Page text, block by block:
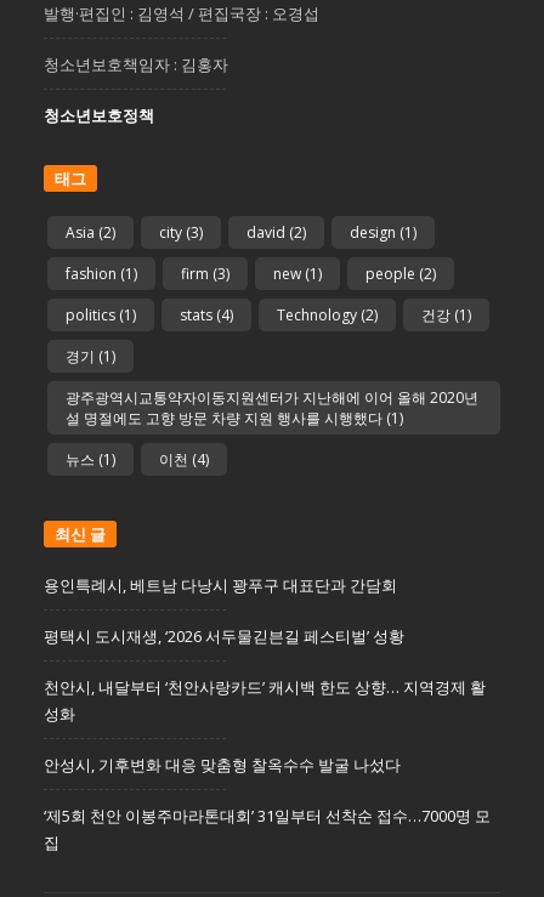
발행·편집인 : 김영석 / 편집국장 : 오경섭
청소년보호책임자 : 김홍자
청소년보호정책
태그
Asia (2) city (3) david (2) design (1)
fashion (1) firm (3) new (1) people (2)
politics (1) stats (4) Technology (2) 건강 (1)
경기 (1)
광주광역시교통약자이동지원센터가 지난해에 이어 올해 2020년
설 명절에도 고향 방문 차량 지원 행사를 시행했다 (1)
뉴스 (1) 이천 (4)
최신 글
용인특례시, 베트남 다낭시 꽝푸구 대표단과 간담회
평택시 도시재생, ‘2026 서두물긷븐길 페스티벌’ 성황
천안시, 내달부터 ‘천안사랑카드’ 캐시백 한도 상향… 지역경제 활
성화
안성시, 기후변화 대응 맞춤형 찰옥수수 발굴 나섰다
‘제5회 천안 이봉주마라톤대회’ 31일부터 선착순 접수…7000명 모
집